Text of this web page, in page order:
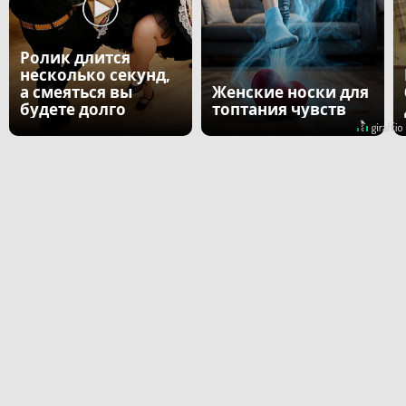
Ролик длится
несколько секунд,
а смеяться вы
будете долго
Женские носки для
топтания чувств